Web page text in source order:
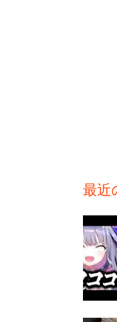
最近